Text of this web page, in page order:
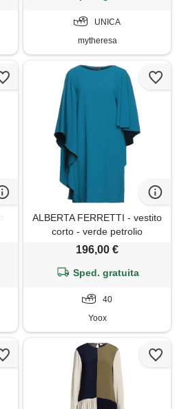
UNICA
mytheresa
ALBERTA FERRETTI - vestito
corto - verde petrolio
196,00 €
Sped. gratuita
40
Yoox